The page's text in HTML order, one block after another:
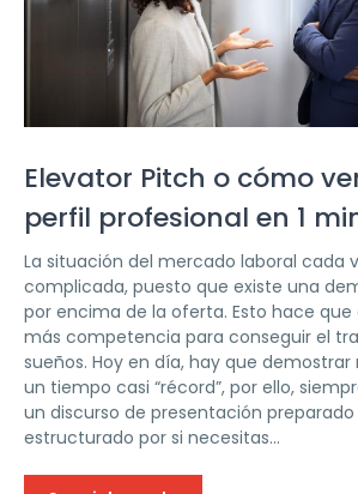
Elevator Pitch o cómo
perfil profesional en 1
La situación del mercado laboral cada
complicada, puesto que existe una
por encima de la oferta. Esto hace que
más competencia para conseguir el
sueños. Hoy en día, hay que
un tiempo casi “récord”, por ello,
un discurso de presentación preparado
estructurado por si necesitas...